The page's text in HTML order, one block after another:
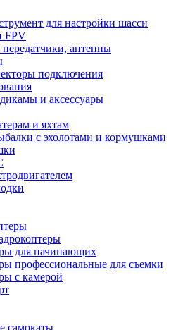
для настройки шасси
FPV
антенны
подключения
и аксессуары
и яхтам
с эхолотами и кормушками
для начинающих
профессиональные для съемки
с камерой
самокаты